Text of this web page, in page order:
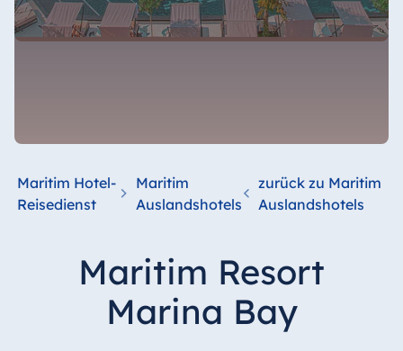
Maritim Hotel-
Reisedienst
Maritim
Auslandshotels
zurück zu Maritim
Auslandshotels
Maritim Resort
Marina Bay